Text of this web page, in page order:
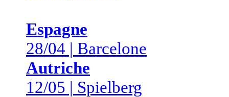
Espagne
28/04 | Barcelone
Autriche
12/05 | Spielberg